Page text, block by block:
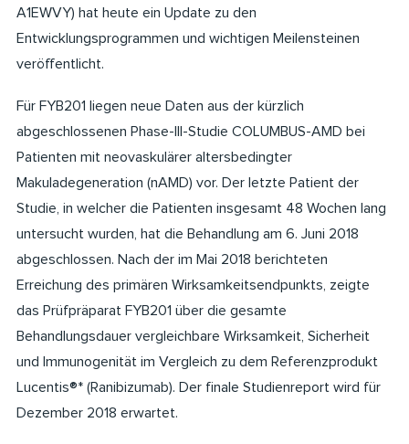
A1EWVY) hat heute ein Update zu den
Entwicklungsprogrammen und wichtigen Meilensteinen
veröffentlicht.
Für FYB201 liegen neue Daten aus der kürzlich
abgeschlossenen Phase-III-Studie COLUMBUS-AMD bei
Patienten mit neovaskulärer altersbedingter
Makuladegeneration (nAMD) vor. Der letzte Patient der
Studie, in welcher die Patienten insgesamt 48 Wochen lang
untersucht wurden, hat die Behandlung am 6. Juni 2018
abgeschlossen. Nach der im Mai 2018 berichteten
Erreichung des primären Wirksamkeitsendpunkts, zeigte
das Prüfpräparat FYB201 über die gesamte
Behandlungsdauer vergleichbare Wirksamkeit, Sicherheit
und Immunogenität im Vergleich zu dem Referenzprodukt
Lucentis®* (Ranibizumab). Der finale Studienreport wird für
Dezember 2018 erwartet.